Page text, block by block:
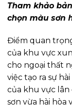
Tham khảo
chọn màu sơn
Điểm quan
của khu vực
cho ngoại thất
việc tạo ra sự
của khu vực lân
sơn vừa hài